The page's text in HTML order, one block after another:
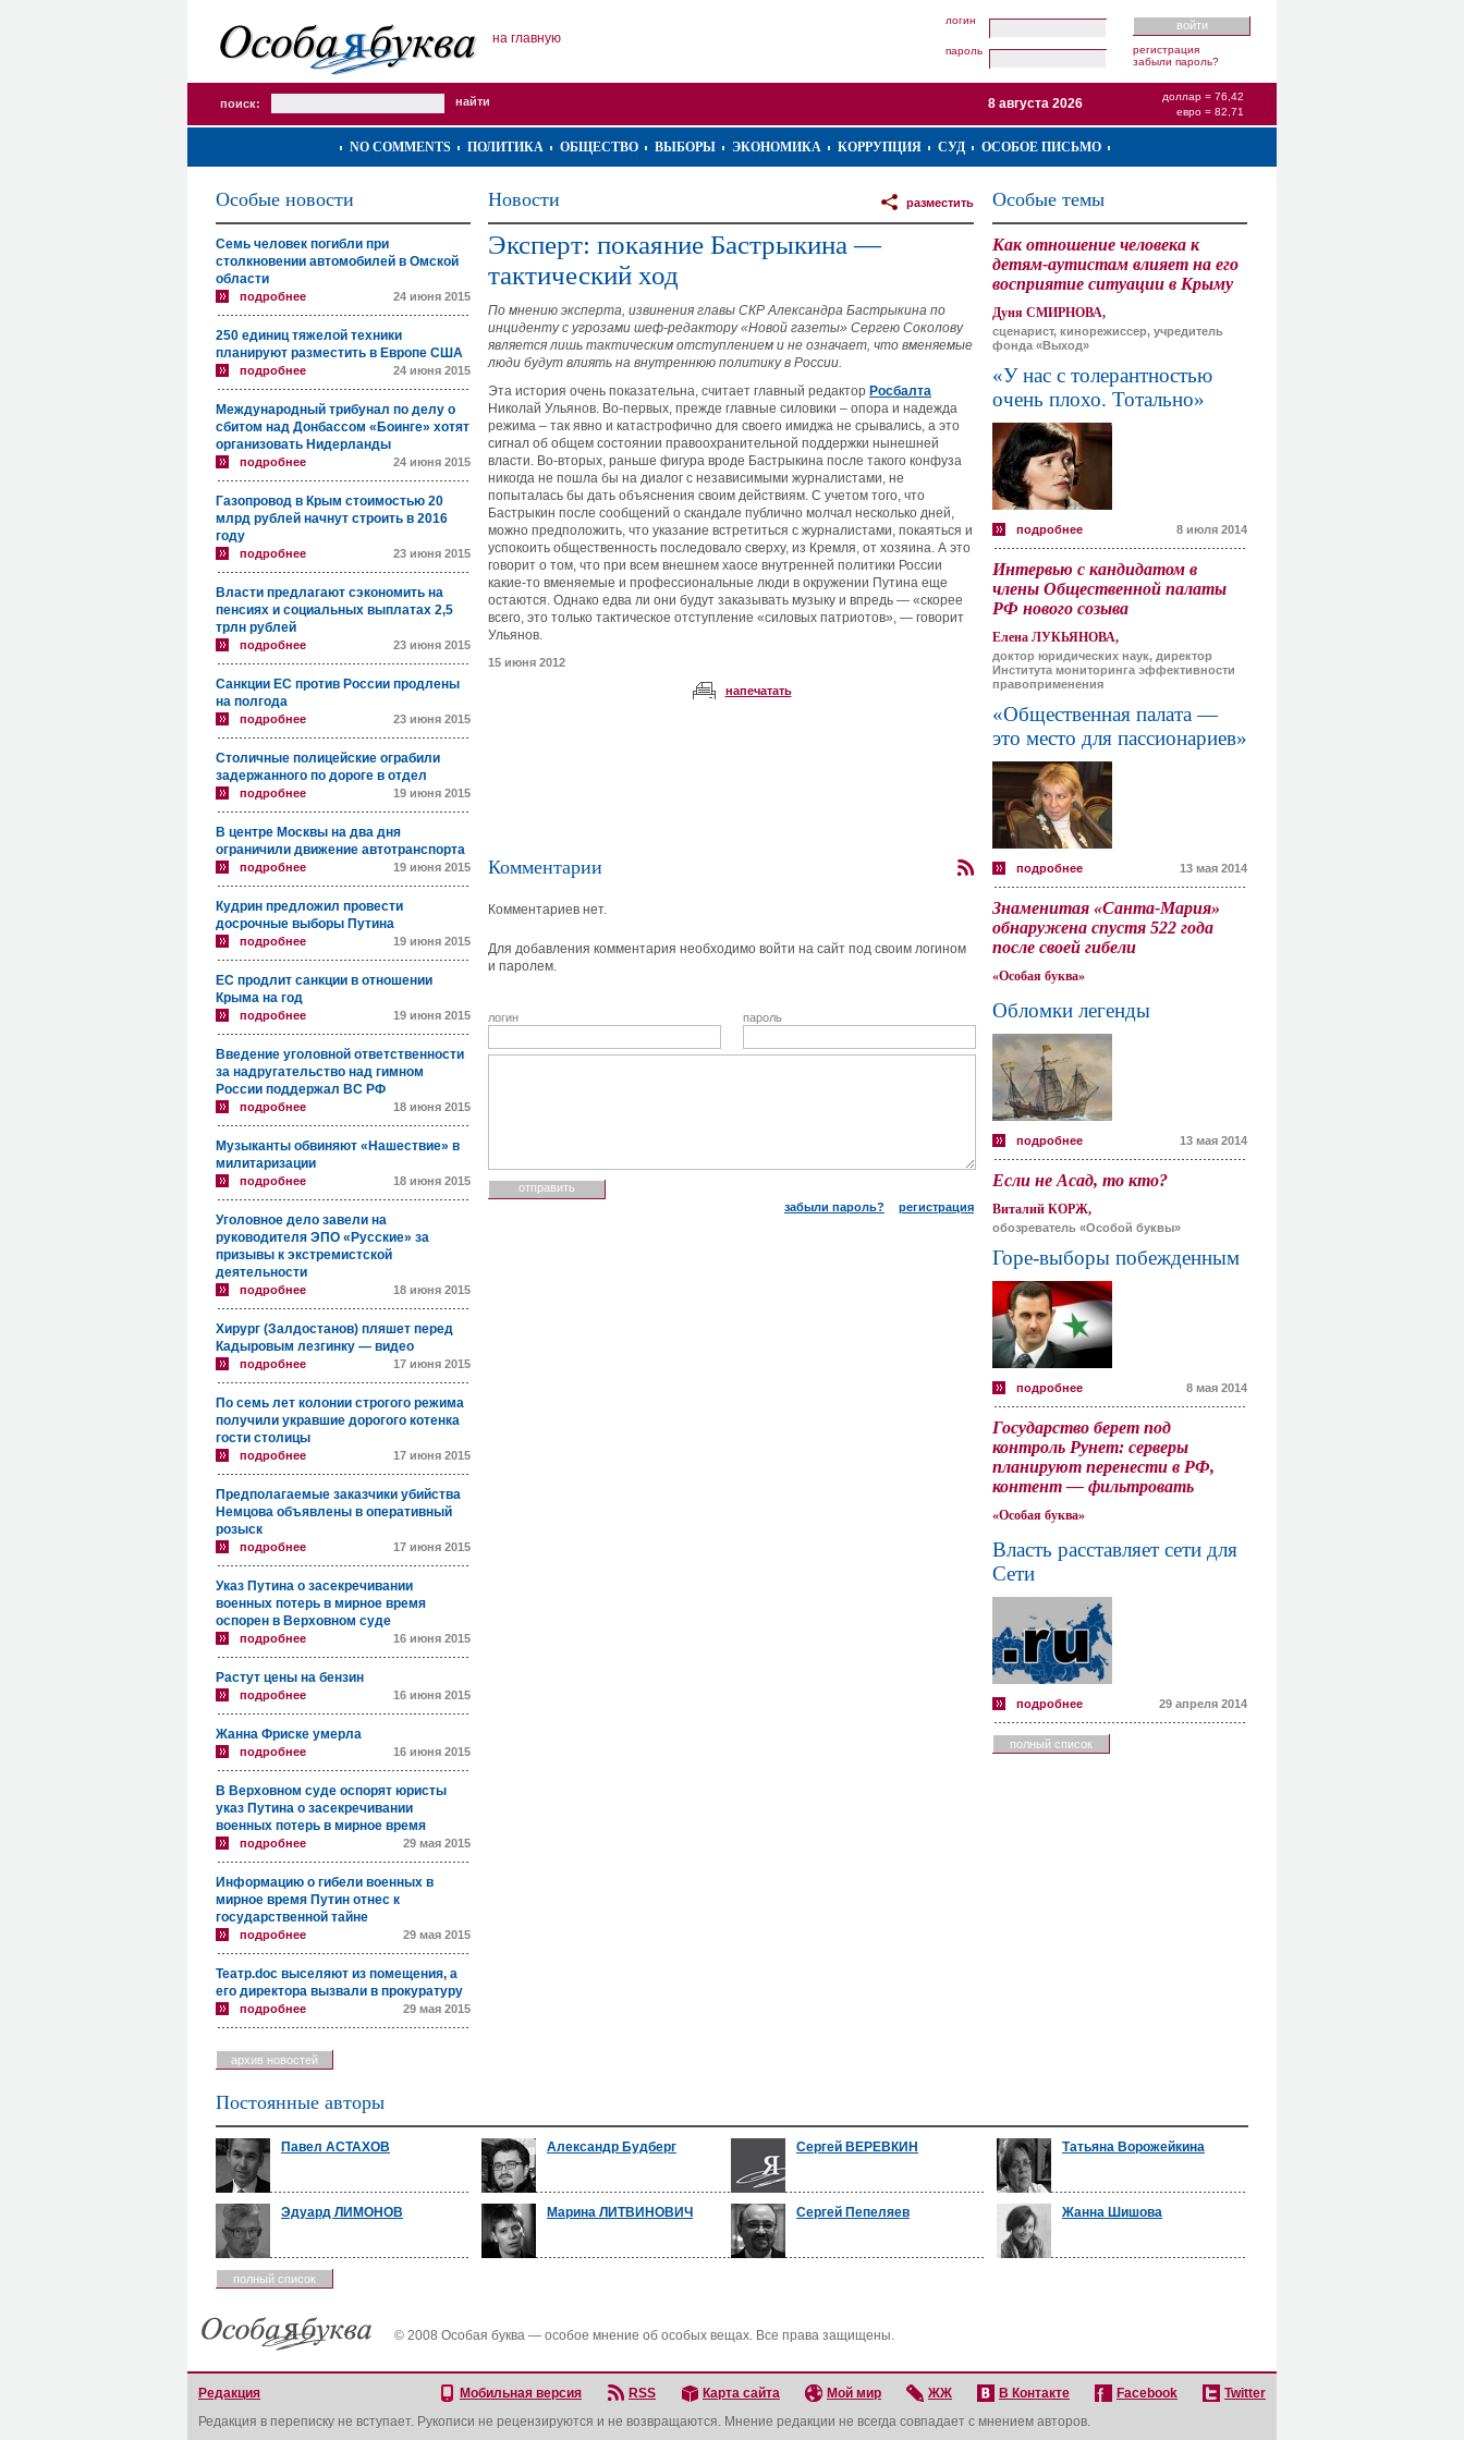
на главную
логин
пароль
регистрация
забыли пароль?
поиск:
доллар = 76,42
евро = 82,71
8 августа 2026
NO COMMENTS ПОЛИТИКА ОБЩЕСТВО ВЫБОРЫ ЭКОНОМИКА КОРРУПЦИЯ СУД ОСОБОЕ ПИСЬМО
Особые новости
Семь человек погибли при
столкновении автомобилей в Омской
области
подробнее 24 июня 2015
250 единиц тяжелой техники
планируют разместить в Европе США
подробнее 24 июня 2015
Международный трибунал по делу о
сбитом над Донбассом «Боинге» хотят
организовать Нидерланды
подробнее 24 июня 2015
Газопровод в Крым стоимостью 20
млрд рублей начнут строить в 2016
году
подробнее 23 июня 2015
Власти предлагают сэкономить на
пенсиях и социальных выплатах 2,5
трлн рублей
подробнее 23 июня 2015
Санкции ЕС против России продлены
на полгода
подробнее 23 июня 2015
Столичные полицейские ограбили
задержанного по дороге в отдел
подробнее 19 июня 2015
В центре Москвы на два дня
ограничили движение автотранспорта
подробнее 19 июня 2015
Кудрин предложил провести
досрочные выборы Путина
подробнее 19 июня 2015
ЕС продлит санкции в отношении
Крыма на год
подробнее 19 июня 2015
Введение уголовной ответственности
за надругательство над гимном
России поддержал ВС РФ
подробнее 18 июня 2015
Музыканты обвиняют «Нашествие» в
милитаризации
подробнее 18 июня 2015
Уголовное дело завели на
руководителя ЭПО «Русские» за
призывы к экстремистской
деятельности
подробнее 18 июня 2015
Хирург (Залдостанов) пляшет перед
Кадыровым лезгинку — видео
подробнее 17 июня 2015
По семь лет колонии строгого режима
получили укравшие дорогого котенка
гости столицы
подробнее 17 июня 2015
Предполагаемые заказчики убийства
Немцова объявлены в оперативный
розыск
подробнее 17 июня 2015
Указ Путина о засекречивании
военных потерь в мирное время
оспорен в Верховном суде
подробнее 16 июня 2015
Растут цены на бензин
подробнее 16 июня 2015
Жанна Фриске умерла
подробнее 16 июня 2015
В Верховном суде оспорят юристы
указ Путина о засекречивании
военных потерь в мирное время
подробнее 29 мая 2015
Информацию о гибели военных в
мирное время Путин отнес к
государственной тайне
подробнее 29 мая 2015
Театр.doc выселяют из помещения, а
его директора вызвали в прокуратуру
подробнее 29 мая 2015
архив новостей
Новости разместить
Эксперт: покаяние Бастрыкина —
тактический ход
По мнению эксперта, извинения главы СКР Александра Бастрыкина по
инциденту с угрозами шеф-редактору «Новой газеты» Сергею Соколову
является лишь тактическим отступлением и не означает, что вменяемые
люди будут влиять на внутреннюю политику в России.
Эта история очень показательна, считает главный редактор Росбалта
Николай Ульянов. Во-первых, прежде главные силовики – опора и надежда
режима – так явно и катастрофично для своего имиджа не срывались, а это
сигнал об общем состоянии правоохранительной поддержки нынешней
власти. Во-вторых, раньше фигура вроде Бастрыкина после такого конфуза
никогда не пошла бы на диалог с независимыми журналистами, не
попыталась бы дать объяснения своим действиям. С учетом того, что
Бастрыкин после сообщений о скандале публично молчал несколько дней,
можно предположить, что указание встретиться с журналистами, покаяться и
успокоить общественность последовало сверху, из Кремля, от хозяина. А это
говорит о том, что при всем внешнем хаосе внутренней политики России
какие-то вменяемые и профессиональные люди в окружении Путина еще
остаются. Однако едва ли они будут заказывать музыку и впредь — «скорее
всего, это только тактическое отступление «силовых патриотов», — говорит
Ульянов.
15 июня 2012
напечатать
Комментарии
Комментариев нет.
Для добавления комментария необходимо войти на сайт под своим логином
и паролем.
логин пароль
забыли пароль? регистрация
Особые темы
Как отношение человека к
детям-аутистам влияет на его
восприятие ситуации в Крыму
Дуня СМИРНОВА,
сценарист, кинорежиссер, учредитель
фонда «Выход»
«У нас с толерантностью
очень плохо. Тотально»
подробнее 8 июля 2014
Интервью с кандидатом в
члены Общественной палаты
РФ нового созыва
Елена ЛУКЬЯНОВА,
доктор юридических наук, директор
Института мониторинга эффективности
правоприменения
«Общественная палата —
это место для пассионариев»
подробнее 13 мая 2014
Знаменитая «Санта-Мария»
обнаружена спустя 522 года
после своей гибели
«Особая буква»
Обломки легенды
подробнее 13 мая 2014
Если не Асад, то кто?
Виталий КОРЖ,
обозреватель «Особой буквы»
Горе-выборы побежденным
подробнее 8 мая 2014
Государство берет под
контроль Рунет: серверы
планируют перенести в РФ,
контент — фильтровать
«Особая буква»
Власть расставляет сети для
Сети
подробнее 29 апреля 2014
полный список
Постоянные авторы
Павел АСТАХОВ Александр Будберг Сергей ВЕРЕВКИН Татьяна Ворожейкина
Эдуард ЛИМОНОВ Марина ЛИТВИНОВИЧ Сергей Пепеляев Жанна Шишова
полный список
© 2008 Особая буква — особое мнение об особых вещах. Все права защищены.
Редакция Мобильная версия RSS Карта сайта Мой мир ЖЖ В Контакте Facebook
Twitter
Редакция в переписку не вступает. Рукописи не рецензируются и не возвращаются. Мнение редакции не всегда совпадает с мнением авторов.